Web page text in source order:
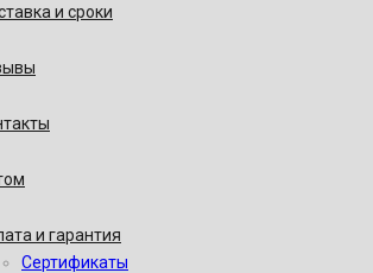
и сроки
и гарантия
Сертификаты